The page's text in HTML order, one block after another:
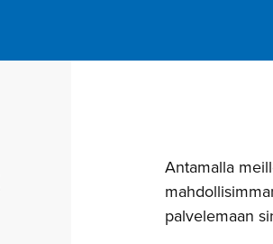
Antamalla
palvelemaan